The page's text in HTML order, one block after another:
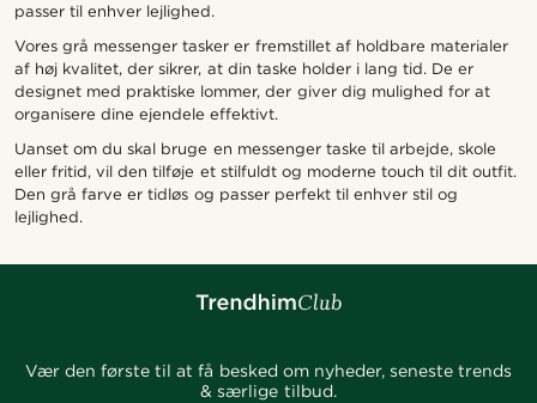
passer til enhver lejlighed.
Vores grå messenger tasker er fremstillet af holdbare materialer
af høj kvalitet, der sikrer, at din taske holder i lang tid. De er
designet med praktiske lommer, der giver dig mulighed for at
organisere dine ejendele effektivt.
Uanset om du skal bruge en messenger taske til arbejde, skole
eller fritid, vil den tilføje et stilfuldt og moderne touch til dit outfit.
Den grå farve er tidløs og passer perfekt til enhver stil og
lejlighed.
Vær den første til at få besked om nyheder, seneste trends
& særlige tilbud.